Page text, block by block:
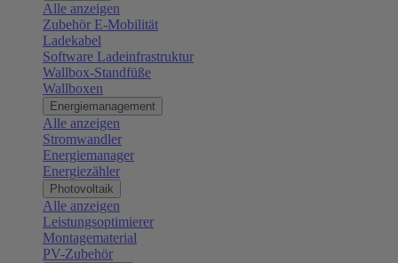
Alle anzeigen
Zubehör E-Mobilität
Ladekabel
Software Ladeinfrastruktur
Wallbox-Standfüße
Wallboxen
Energiemanagement
Alle anzeigen
Stromwandler
Energiemanager
Energiezähler
Photovoltaik
Alle anzeigen
Leistungsoptimierer
Montagematerial
PV-Zubehör